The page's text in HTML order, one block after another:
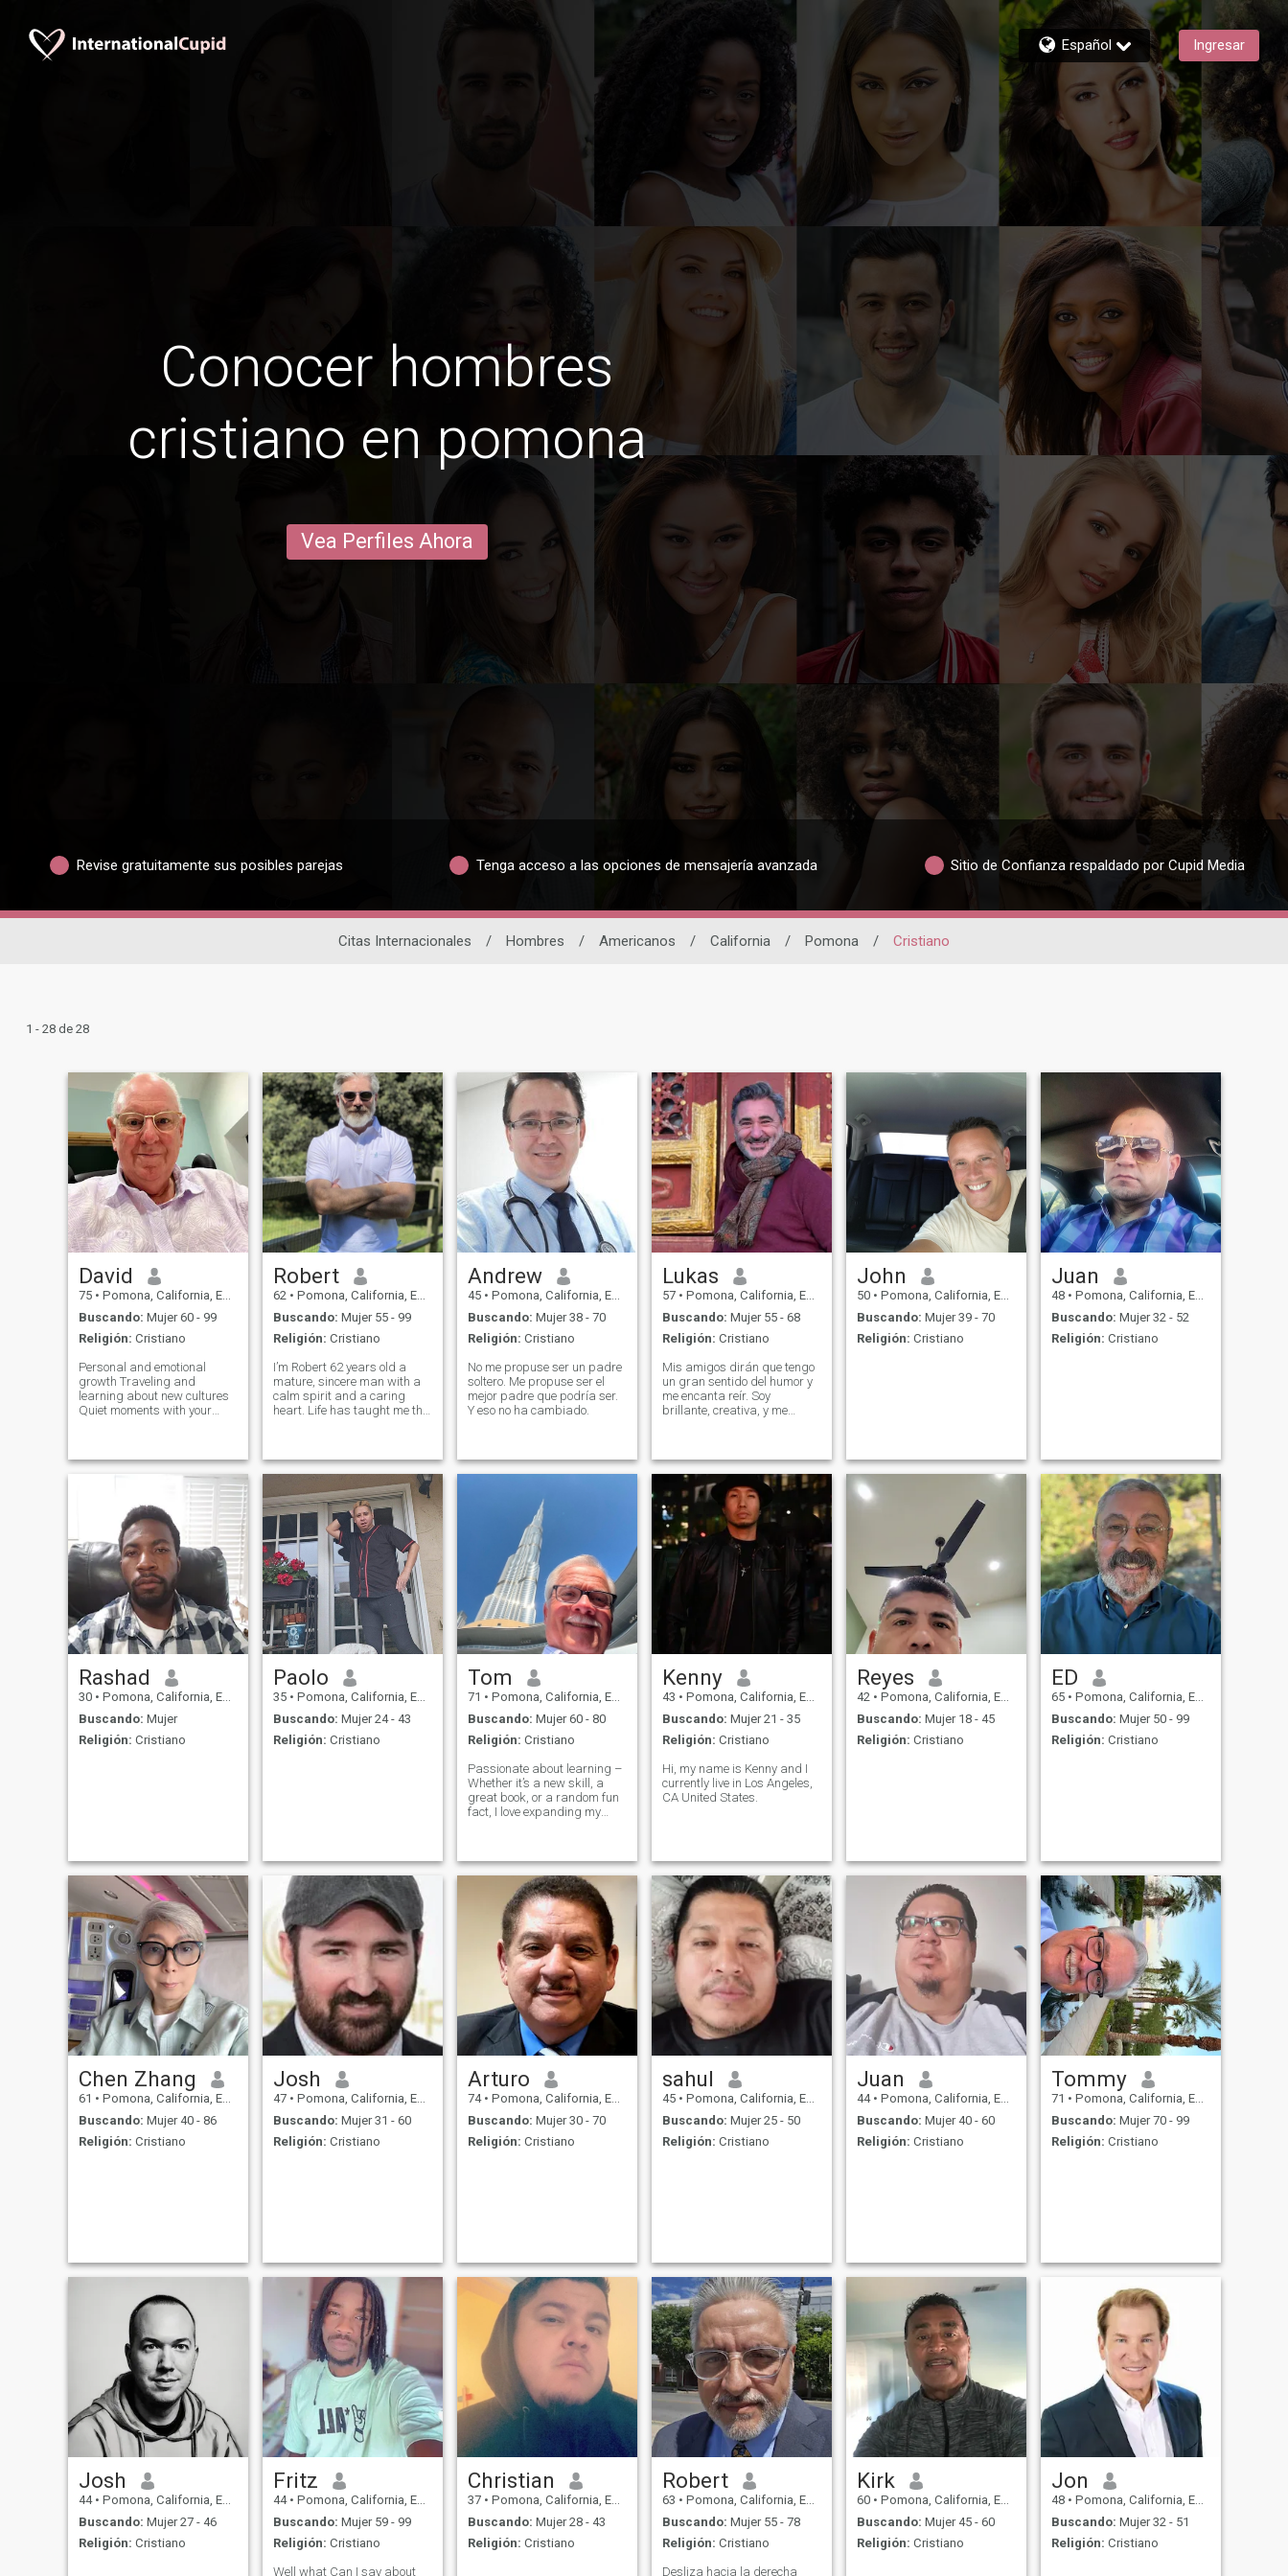
Español Ingresar
Conocer hombres
cristiano en pomona
Vea Perfiles Ahora
Revise gratuitamente sus posibles parejas Tenga acceso a las opciones de mensajería avanzada Sitio de Confianza respaldado por Cupid Media
Citas Internacionales / Hombres / Americanos / California / Pomona / Cristiano
1 - 28 de 28
David
75 • Pomona, California, Estados Unidos
Buscando: Mujer 60 - 99
Religión: Cristiano
Personal and emotional
growth Traveling and
learning about new cultures
Quiet moments with your
and outdoor walks Home-
cooked dinners and simple
gestures Family values a
Robert
62 • Pomona, California, Estados Unidos
Buscando: Mujer 55 - 99
Religión: Cristiano
I’m Robert 62 years old a
mature, sincere man with a
calm spirit and a caring
heart. Life has taught me the
built through trust,
understanding, laughter,
and shared
Andrew
45 • Pomona, California, Estados Unidos
Buscando: Mujer 38 - 70
Religión: Cristiano
No me propuse ser un padre
soltero. Me propuse ser el
mejor padre que podría ser.
Y eso no ha cambiado.
Lukas
57 • Pomona, California, Estados Unidos
Buscando: Mujer 55 - 68
Religión: Cristiano
Mis amigos dirán que tengo
un gran sentido del humor y
me encanta reír. Soy
brillante, creativa, y me
espíritu libre. Muy atento y
juguetón. Vibrante y
energizado, fantástico
sentido del humor y
comunicativo. Tengo lo que se
ha descrito como un espíritu
infantil
John
50 • Pomona, California, Estados Unidos
Buscando: Mujer 39 - 70
Religión: Cristiano
Juan
48 • Pomona, California, Estados Unidos
Buscando: Mujer 32 - 52
Religión: Cristiano
Rashad
30 • Pomona, California, Estados Unidos
Buscando: Mujer
Religión: Cristiano
Paolo
35 • Pomona, California, Estados Unidos
Buscando: Mujer 24 - 43
Religión: Cristiano
Tom
71 • Pomona, California, Estados Unidos
Buscando: Mujer 60 - 80
Religión: Cristiano
Passionate about learning –
Whether it’s a new skill, a
great book, or a random fun
fact, I love expanding my
Kenny
43 • Pomona, California, Estados Unidos
Buscando: Mujer 21 - 35
Religión: Cristiano
Hi, my name is Kenny and I
currently live in Los Angeles,
CA United States.
Reyes
42 • Pomona, California, Estados Unidos
Buscando: Mujer 18 - 45
Religión: Cristiano
ED
65 • Pomona, California, Estados Unidos
Buscando: Mujer 50 - 99
Religión: Cristiano
Chen Zhang
61 • Pomona, California, Estados Unidos
Buscando: Mujer 40 - 86
Religión: Cristiano
Josh
47 • Pomona, California, Estados Unidos
Buscando: Mujer 31 - 60
Religión: Cristiano
Arturo
74 • Pomona, California, Estados Unidos
Buscando: Mujer 30 - 70
Religión: Cristiano
sahul
45 • Pomona, California, Estados Unidos
Buscando: Mujer 25 - 50
Religión: Cristiano
Juan
44 • Pomona, California, Estados Unidos
Buscando: Mujer 40 - 60
Religión: Cristiano
Tommy
71 • Pomona, California, Estados Unidos
Buscando: Mujer 70 - 99
Religión: Cristiano
Josh
44 • Pomona, California, Estados Unidos
Buscando: Mujer 27 - 46
Religión: Cristiano
Fritz
44 • Pomona, California, Estados Unidos
Buscando: Mujer 59 - 99
Religión: Cristiano
Well what Can I say about
Christian
37 • Pomona, California, Estados Unidos
Buscando: Mujer 28 - 43
Religión: Cristiano
Robert
63 • Pomona, California, Estados Unidos
Buscando: Mujer 55 - 78
Religión: Cristiano
Desliza hacia la derecha
Kirk
60 • Pomona, California, Estados Unidos
Buscando: Mujer 45 - 60
Religión: Cristiano
Jon
48 • Pomona, California, Estados Unidos
Buscando: Mujer 32 - 51
Religión: Cristiano